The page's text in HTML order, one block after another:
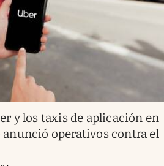
y los taxis de aplicación en
anunció operativos contra el